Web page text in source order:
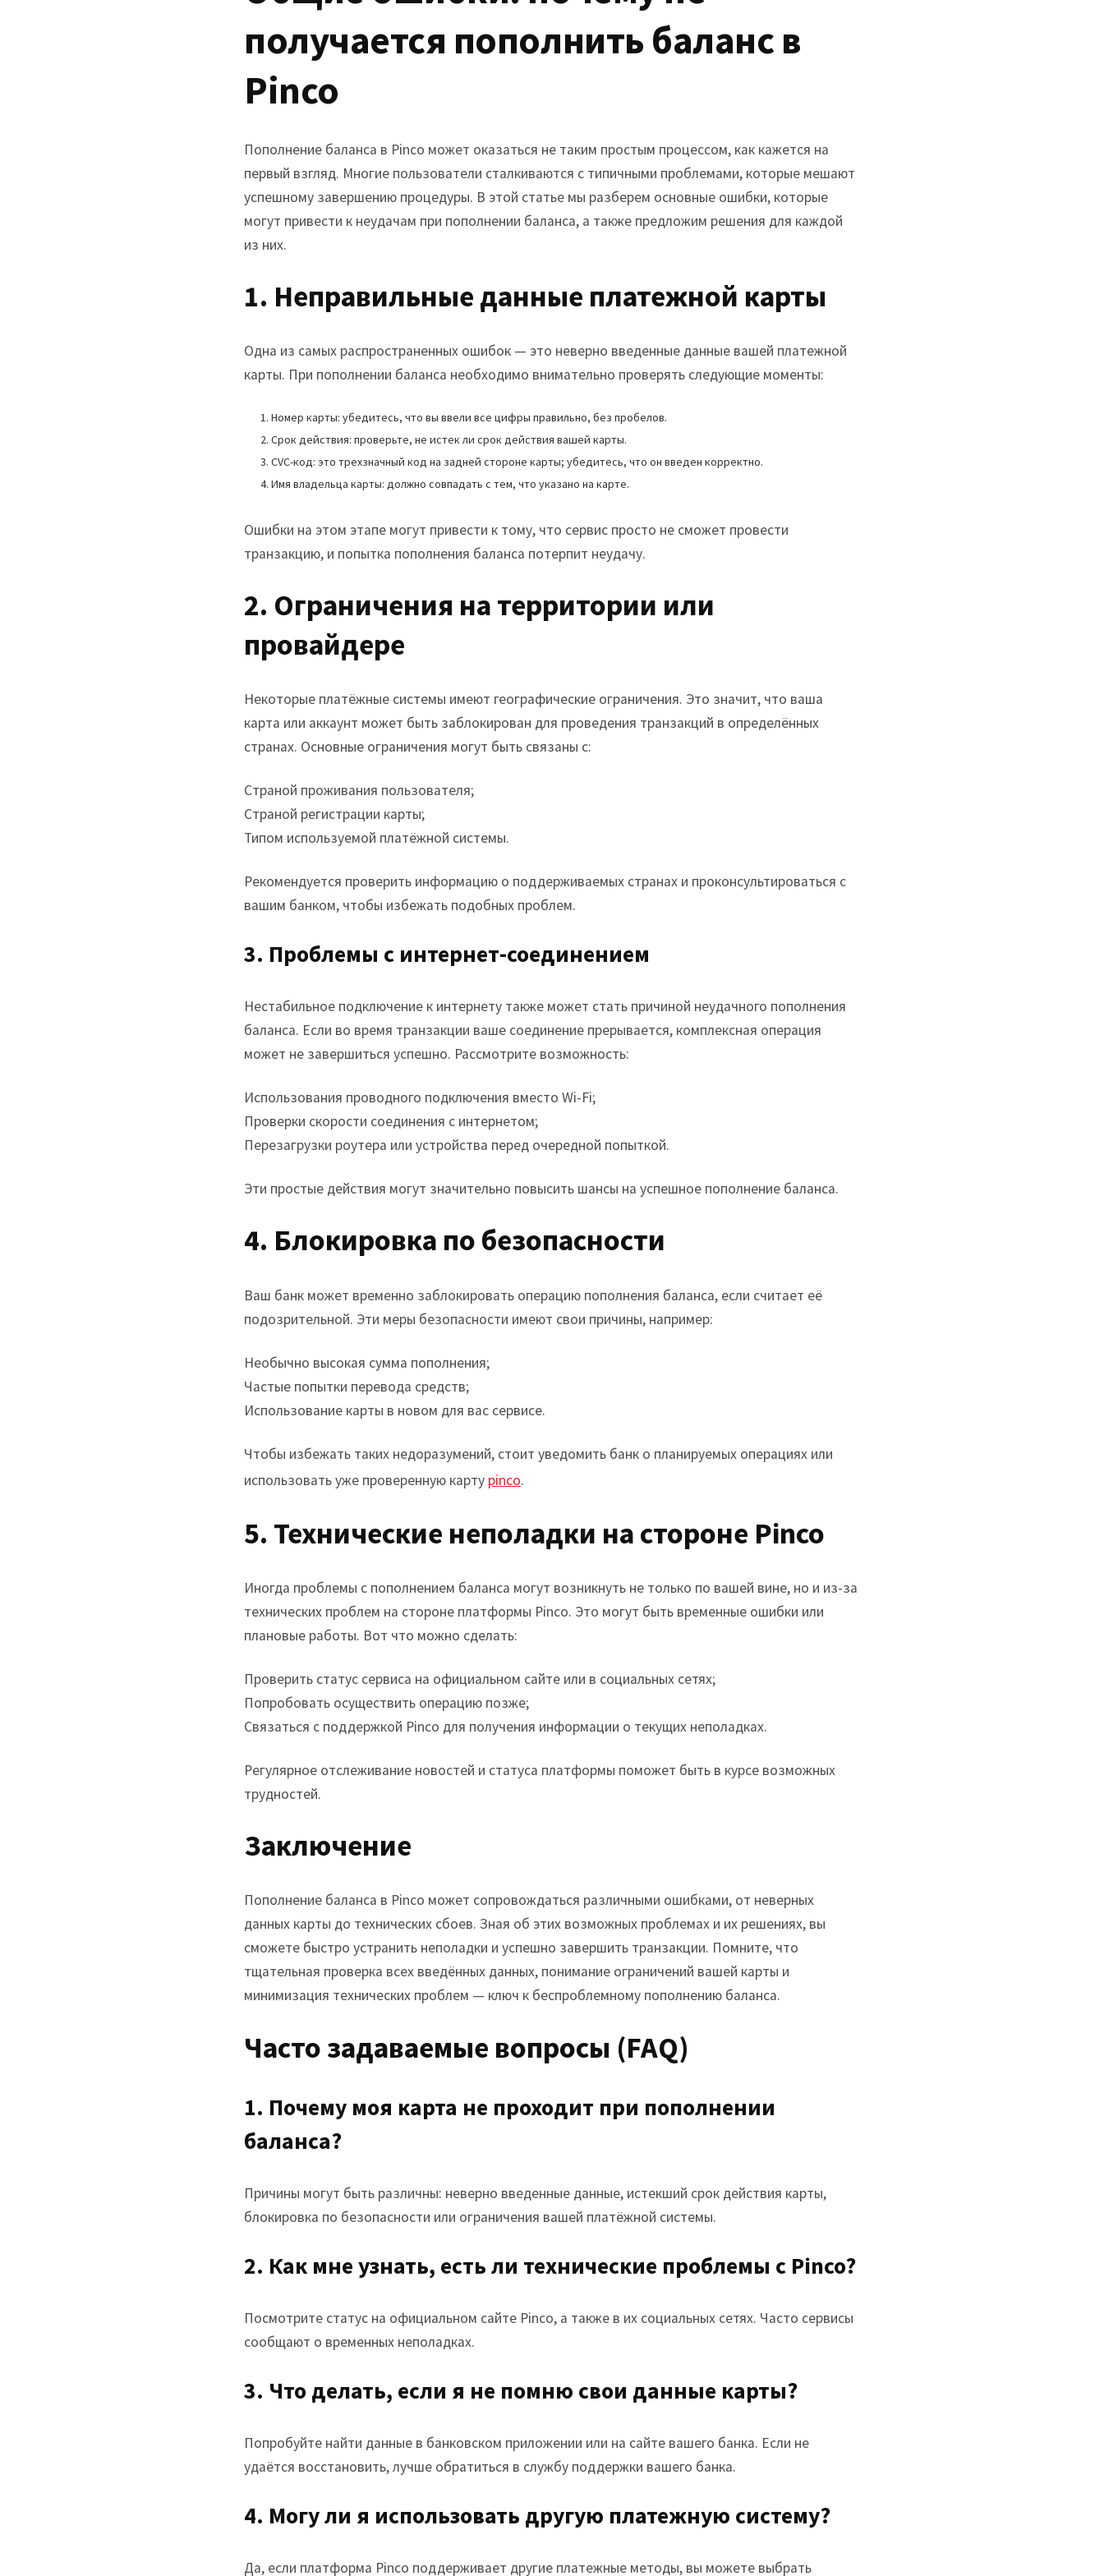
Tarzana, CA
Warner Center, CA
получается пополнить баланс в
Pinco
Пополнение баланса в Pinco может оказаться не таким простым процессом, как кажется на
первый взгляд. Многие пользователи сталкиваются с типичными проблемами, которые мешают
успешному завершению процедуры. В этой статье мы разберем основные ошибки, которые
могут привести к неудачам при пополнении баланса, а также предложим решения для каждой
из них.
1. Неправильные данные платежной карты
Одна из самых распространенных ошибок — это неверно введенные данные вашей платежной
карты. При пополнении баланса необходимо внимательно проверять следующие моменты:
Номер карты: убедитесь, что вы ввели все цифры правильно, без пробелов.
Срок действия: проверьте, не истек ли срок действия вашей карты.
CVC-код: это трехзначный код на задней стороне карты; убедитесь, что он введен корректно.
Имя владельца карты: должно совпадать с тем, что указано на карте.
Ошибки на этом этапе могут привести к тому, что сервис просто не сможет провести
транзакцию, и попытка пополнения баланса потерпит неудачу.
2. Ограничения на территории или
провайдере
Некоторые платёжные системы имеют географические ограничения. Это значит, что ваша
карта или аккаунт может быть заблокирован для проведения транзакций в определённых
странах. Основные ограничения могут быть связаны с:
Страной проживания пользователя;
Страной регистрации карты;
Типом используемой платёжной системы.
Рекомендуется проверить информацию о поддерживаемых странах и проконсультироваться с
вашим банком, чтобы избежать подобных проблем.
3. Проблемы с интернет-соединением
Нестабильное подключение к интернету также может стать причиной неудачного пополнения
баланса. Если во время транзакции ваше соединение прерывается, комплексная операция
может не завершиться успешно. Рассмотрите возможность:
Использования проводного подключения вместо Wi-Fi;
Проверки скорости соединения с интернетом;
Перезагрузки роутера или устройства перед очередной попыткой.
Эти простые действия могут значительно повысить шансы на успешное пополнение баланса.
4. Блокировка по безопасности
Ваш банк может временно заблокировать операцию пополнения баланса, если считает её
подозрительной. Эти меры безопасности имеют свои причины, например:
Необычно высокая сумма пополнения;
Частые попытки перевода средств;
Использование карты в новом для вас сервисе.
Чтобы избежать таких недоразумений, стоит уведомить банк о планируемых операциях или
использовать уже проверенную карту pinco.
5. Технические неполадки на стороне Pinco
Иногда проблемы с пополнением баланса могут возникнуть не только по вашей вине, но и из-за
технических проблем на стороне платформы Pinco. Это могут быть временные ошибки или
плановые работы. Вот что можно сделать:
Проверить статус сервиса на официальном сайте или в социальных сетях;
Попробовать осуществить операцию позже;
Связаться с поддержкой Pinco для получения информации о текущих неполадках.
Регулярное отслеживание новостей и статуса платформы поможет быть в курсе возможных
трудностей.
Заключение
Пополнение баланса в Pinco может сопровождаться различными ошибками, от неверных
данных карты до технических сбоев. Зная об этих возможных проблемах и их решениях, вы
сможете быстро устранить неполадки и успешно завершить транзакции. Помните, что
тщательная проверка всех введённых данных, понимание ограничений вашей карты и
минимизация технических проблем — ключ к беспроблемному пополнению баланса.
Часто задаваемые вопросы (FAQ)
1. Почему моя карта не проходит при пополнении
баланса?
Причины могут быть различны: неверно введенные данные, истекший срок действия карты,
блокировка по безопасности или ограничения вашей платёжной системы.
2. Как мне узнать, есть ли технические проблемы с Pinco?
Посмотрите статус на официальном сайте Pinco, а также в их социальных сетях. Часто сервисы
сообщают о временных неполадках.
3. Что делать, если я не помню свои данные карты?
Попробуйте найти данные в банковском приложении или на сайте вашего банка. Если не
удаётся восстановить, лучше обратиться в службу поддержки вашего банка.
4. Могу ли я использовать другую платежную систему?
Да, если платформа Pinco поддерживает другие платежные методы, вы можете выбрать